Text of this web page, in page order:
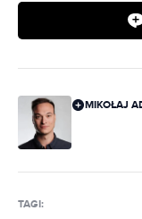
MIKOŁAJ
TAGI: